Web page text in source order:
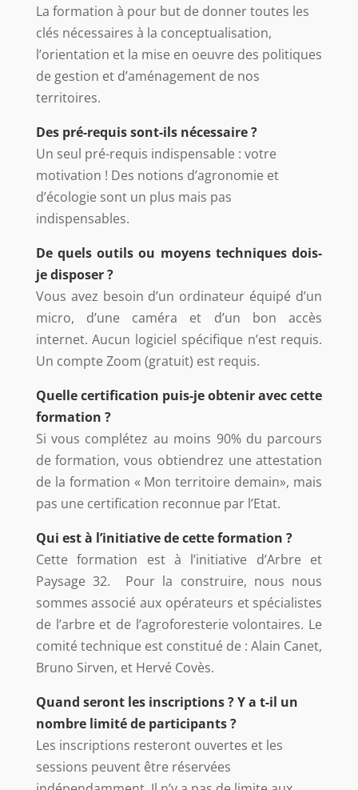
La formation à pour but de donner toutes les
clés nécessaires à la conceptualisation,
l’orientation et la mise en oeuvre des politiques
de gestion et d’aménagement de nos
territoires.
Des pré-requis sont-ils nécessaire ?
Un seul pré-requis indispensable : votre
motivation ! Des notions d’agronomie et
d’écologie sont un plus mais pas
indispensables.
De quels outils ou moyens techniques dois-
je disposer ?
Vous avez besoin d’un ordinateur équipé d’un
micro, d’une caméra et d’un bon accès
internet. Aucun logiciel spécifique n’est requis.
Un compte Zoom (gratuit) est requis.
Quelle certification puis-je obtenir avec cette
formation ?
Si vous complétez au moins 90% du parcours
de formation, vous obtiendrez une attestation
de la formation « Mon territoire demain», mais
pas une certification reconnue par l’Etat.
Qui est à l’initiative de cette formation ?
Cette formation est à l’initiative d’Arbre et
Paysage 32. Pour la construire, nous nous
sommes associé aux opérateurs et spécialistes
de l’arbre et de l’agroforesterie volontaires. Le
comité technique est constitué de : Alain Canet,
Bruno Sirven, et Hervé Covès.
Quand seront les inscriptions ? Y a t-il un
nombre limité de participants ?
Les inscriptions resteront ouvertes et les
sessions peuvent être réservées